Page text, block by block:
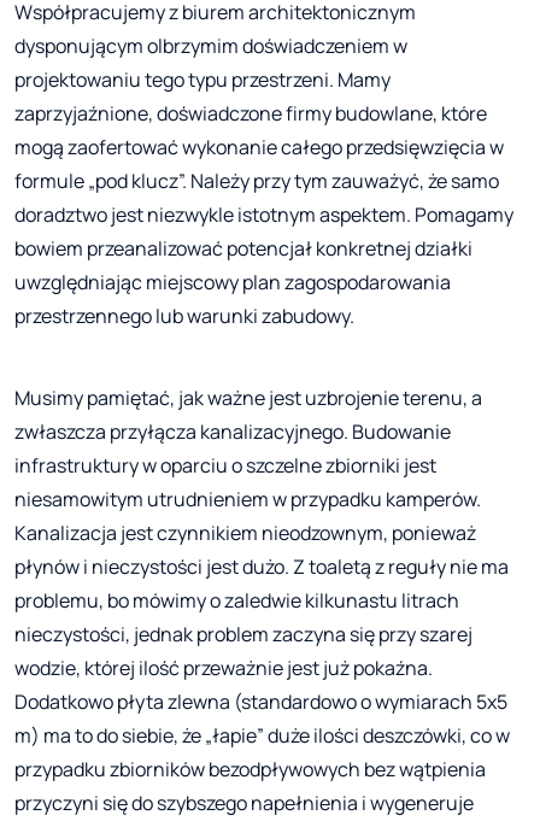
Współpracujemy z biurem architektonicznym
dysponującym olbrzymim doświadczeniem w
projektowaniu tego typu przestrzeni. Mamy
zaprzyjaźnione, doświadczone firmy budowlane, które
mogą zaofertować wykonanie całego przedsięwzięcia w
formule „pod klucz”. Należy przy tym zauważyć, że samo
doradztwo jest niezwykle istotnym aspektem. Pomagamy
bowiem przeanalizować potencjał konkretnej działki
uwzględniając miejscowy plan zagospodarowania
przestrzennego lub warunki zabudowy.
Musimy pamiętać, jak ważne jest uzbrojenie terenu, a
zwłaszcza przyłącza kanalizacyjnego. Budowanie
infrastruktury w oparciu o szczelne zbiorniki jest
niesamowitym utrudnieniem w przypadku kamperów.
Kanalizacja jest czynnikiem nieodzownym, ponieważ
płynów i nieczystości jest dużo. Z toaletą z reguły nie ma
problemu, bo mówimy o zaledwie kilkunastu litrach
nieczystości, jednak problem zaczyna się przy szarej
wodzie, której ilość przeważnie jest już pokaźna.
Dodatkowo płyta zlewna (standardowo o wymiarach 5x5
m) ma to do siebie, że „łapie” duże ilości deszczówki, co w
przypadku zbiorników bezodpływowych bez wątpienia
przyczyni się do szybszego napełnienia i wygeneruje